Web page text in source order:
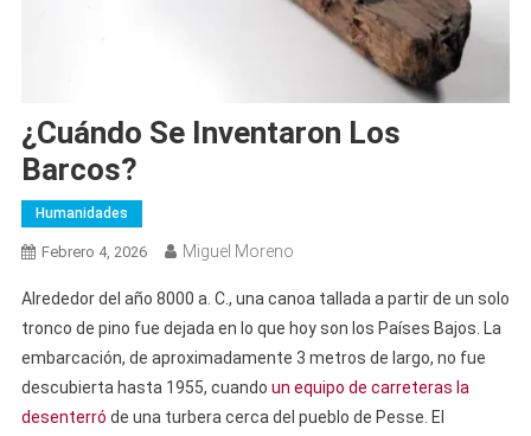
¿Cuándo Se Inventaron Los
Barcos?
Humanidades
Febrero 4, 2026 Miguel Moreno
Alrededor del año 8000 a. C., una canoa tallada a partir de un solo
tronco de pino fue dejada en lo que hoy son los Países Bajos. La
embarcación, de aproximadamente 3 metros de largo, no fue
descubierta hasta 1955, cuando un equipo de carreteras la
desenterró de una turbera cerca del pueblo de Pesse. El